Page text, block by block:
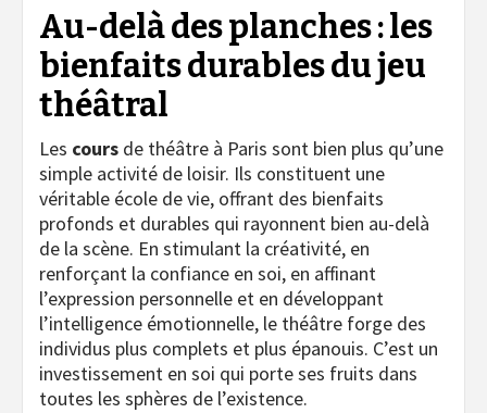
Au-delà des planches : les
bienfaits durables du jeu
théâtral
Les cours de théâtre à Paris sont bien plus qu’une
simple activité de loisir. Ils constituent une
véritable école de vie, offrant des bienfaits
profonds et durables qui rayonnent bien au-delà
de la scène. En stimulant la créativité, en
renforçant la confiance en soi, en affinant
l’expression personnelle et en développant
l’intelligence émotionnelle, le théâtre forge des
individus plus complets et plus épanouis. C’est un
investissement en soi qui porte ses fruits dans
toutes les sphères de l’existence.